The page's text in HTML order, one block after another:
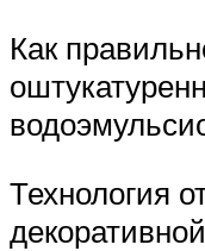
Как
Технология